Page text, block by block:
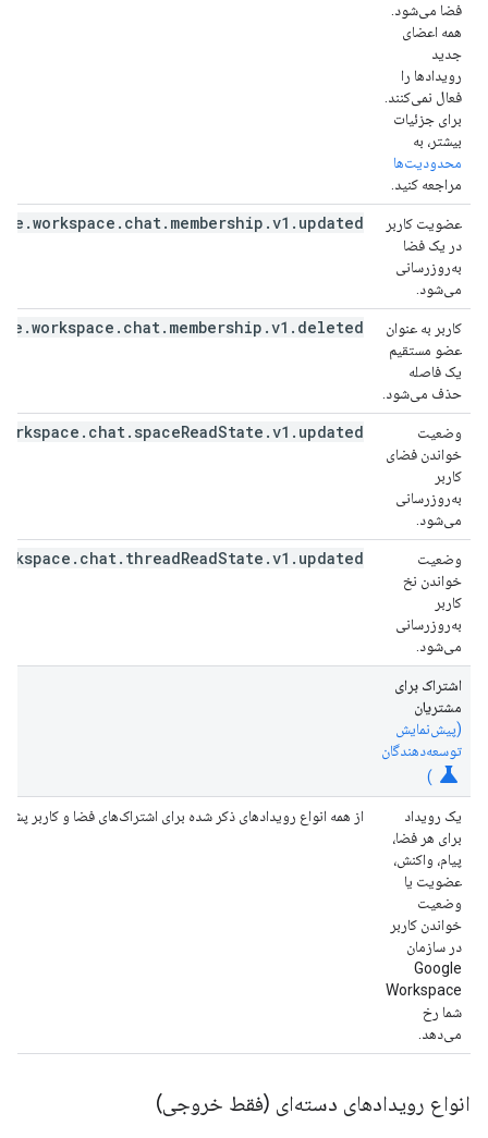
فضا می‌شود.
همه اعضای
جدید
رویدادها را
فعال نمی‌کنند.
برای جزئیات
بیشتر، به
محدودیت‌ها
مراجعه کنید.
عضویت کاربر
در یک فضا
به‌روزرسانی
می‌شود.
کاربر به عنوان
عضو مستقیم
یک فاصله
حذف می‌شود.
وضعیت
خواندن فضای
کاربر
به‌روزرسانی
می‌شود.
وضعیت
خواندن نخ
کاربر
به‌روزرسانی
می‌شود.
اشتراک برای
مشتریان
(پیش‌نمایش
توسعه‌دهندگان
science
)
یک رویداد
برای هر فضا،
پیام، واکنش،
عضویت یا
وضعیت
خواندن کاربر
در سازمان
Google
Workspace
شما رخ
می‌دهد.
از همه انواع رویدادهای ذکر شده برای اشتراک‌های فضا و کاربر
انواع رویدادهای دسته‌ای (فقط خروجی)